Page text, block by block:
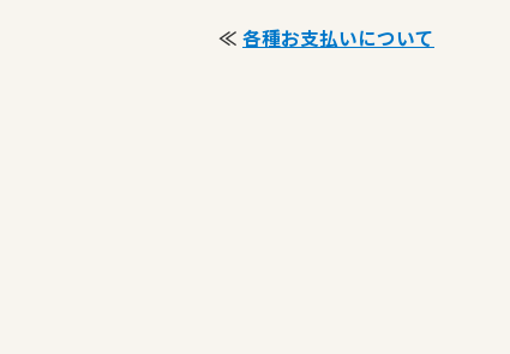
≪ 各種お支払いについて